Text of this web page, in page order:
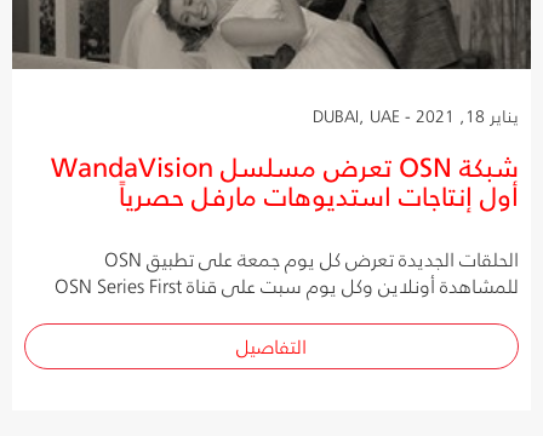
يناير 18, 2021 - DUBAI, UAE
شبكة OSN تعرض مسلسل WandaVision
أول إنتاجات استديوهات مارفل حصرياً
الحلقات الجديدة تعرض كل يوم جمعة على تطبيق OSN
للمشاهدة أونلاين وكل يوم سبت على قناة OSN Series First
التفاصيل